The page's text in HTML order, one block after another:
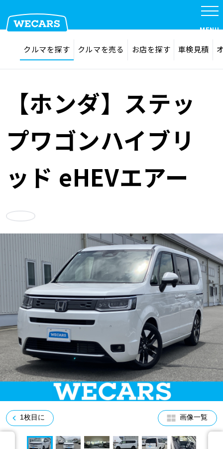
在庫検索 サイト内検索
MENU
クルマを探す
クルマを売る
お店を探す
車検サービス トップ
車検料金・メニュー
品質管理とサポート体制
オイル交換・点検・整備予約
お役立ち情報
お問い合わせ
企業情報 採用情報
0120-733-500
クルマを探す クルマを売る お店を探す 車検見積
【ホンダ】ステッ
プワゴンハイブリ
ッド eHEVエアー
お気に入り
1枚目に 画像一覧